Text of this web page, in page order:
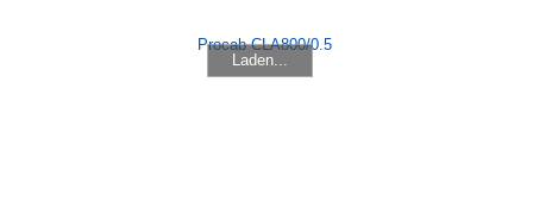
Laden...